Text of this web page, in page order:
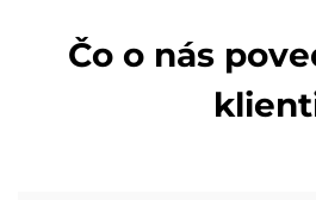
Čo o nás